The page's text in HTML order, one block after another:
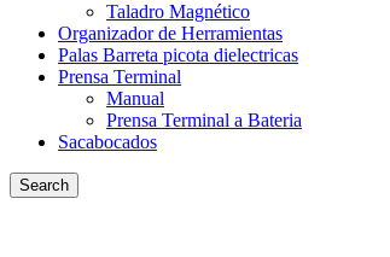
Taladro Magnético
Organizador de Herramientas
Palas Barreta picota dielectricas
Prensa Terminal
Manual
Prensa Terminal a Bateria
Sacabocados
Search